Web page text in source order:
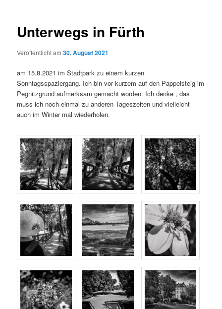
Unterwegs in Fürth
Veröffentlicht am30. August 2021
am 15.8.2021 im Stadtpark zu einem kurzen
Sonntagsspaziergang. Ich bin vor kurzem auf den Pappelsteig im
Pegnitzgrund aufmerksam gemacht worden. Ich denke , das
muss ich noch einmal zu anderen Tageszeiten und vielleicht
auch im Winter mal wiederholen.